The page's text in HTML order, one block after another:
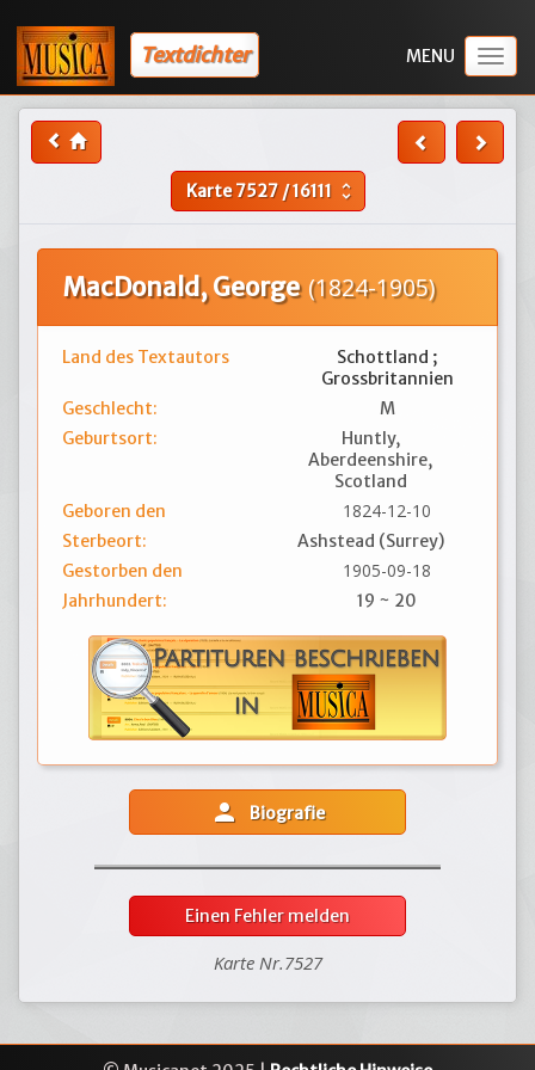
Textdichter
Karte7527/16111 unfold_more
MacDonald, George (1824-1905)
Land des Textautors
Schottland ;
Grossbritannien
Geschlecht:
M
Geburtsort:
Huntly,
Aberdeenshire,
Scotland
Geboren den
1824-12-10
Sterbeort:
Ashstead (Surrey)
Gestorben den
1905-09-18
Jahrhundert: 19 ~ 20
person Biografie
Einen Fehler melden
Karte Nr.7527